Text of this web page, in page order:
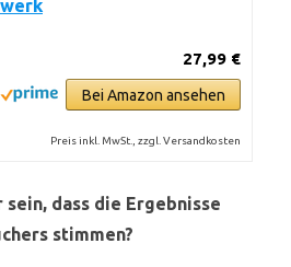
27,99 €
Bei Amazon ansehen
Preis inkl. MwSt., zzgl. Versandkosten
sein, dass die Ergebnisse
stimmen?